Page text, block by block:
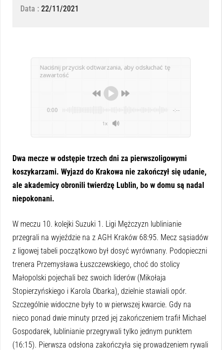
Data : 22/11/2021
zawartość
Dwa mecze w odstępie trzech dni za pierwszoligowymi
koszykarzami. Wyjazd do Krakowa nie zakończył się udanie,
ale akademicy obronili twierdzę Lublin, bo w domu są nadal
niepokonani.
W meczu 10. kolejki Suzuki 1. Ligi Mężczyzn lublinianie
przegrali na wyjeździe na z AGH Kraków 68:95. Mecz sąsiadów
z ligowej tabeli początkowo był dosyć wyrównany. Podopieczni
trenera Przemysława Łuszczewskiego, choć do stolicy
Małopolski pojechali bez swoich liderów (Mikołaja
Stopierzyńskiego i Karola Obarka), dzielnie stawiali opór.
Szczególnie widoczne były to w pierwszej kwarcie. Gdy na
nieco ponad dwie minuty przed jej zakończeniem trafił Michael
Gospodarek, lublinianie przegrywali tylko jednym punktem
(16:15). Pierwsza odsłona zakończyła się prowadzeniem rywali